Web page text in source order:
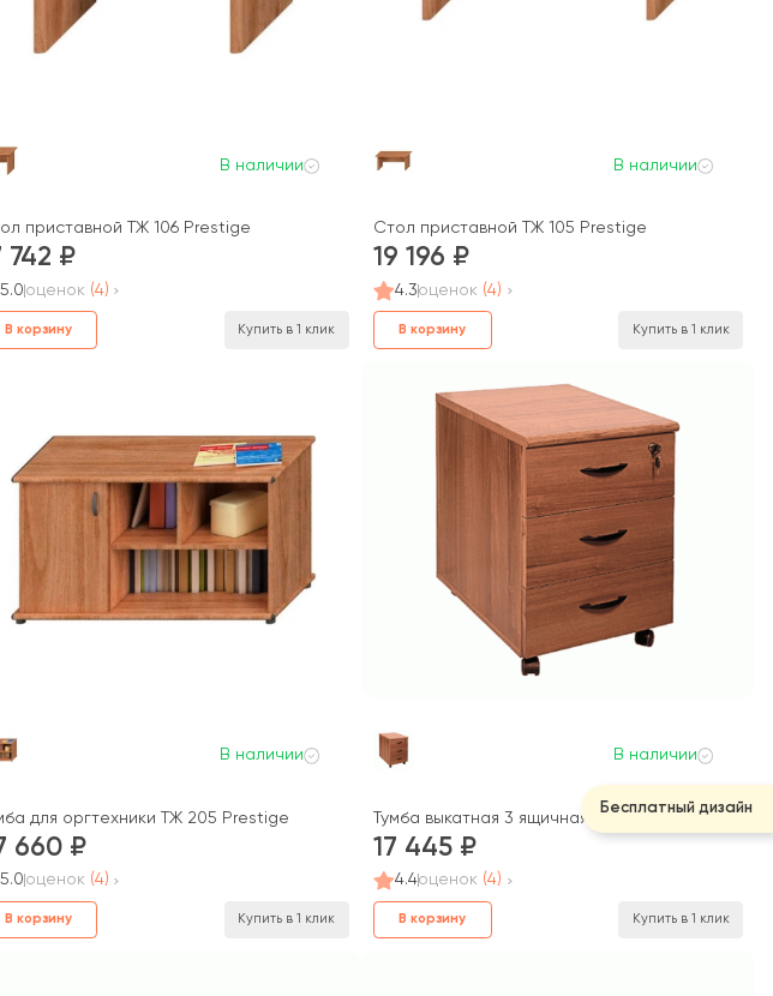
В наличии
приставной ТЖ 106 Prestige
742
5.0оценок (4)
В корзину Купить в 1 клик
В наличии
Стол приставной ТЖ 105 Prestige
19 196
4.3оценок (4)
В корзину Купить в 1 клик
В наличии
для оргтехники ТЖ 205 Prestige
660
5.0 оценок (4)
В корзину Купить в 1 клик
В наличии
Тумба выкатная 3 ящичная c доводчиками с
17 445
4.4оценок (4)
В корзину Купить в 1 клик
Бесплатный дизайн